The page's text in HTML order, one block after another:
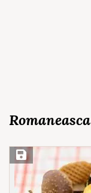
Romaneasca
Save Recipe